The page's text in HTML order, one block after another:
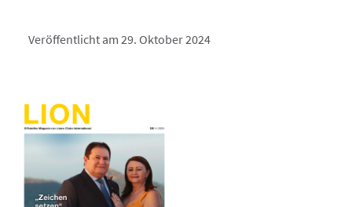
Veröffentlicht am 29. Oktober 2024